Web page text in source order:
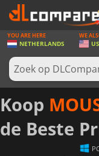
SPELLEN
GAME CARDS
SOFTWARE
REWARDS
NIEUWS
YOU ARE HERE
NETHERLANDS
WE
Koop
de Beste